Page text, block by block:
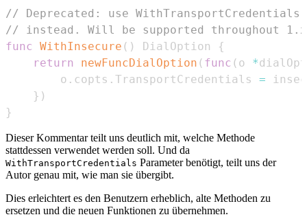
// Deprecated: use WithTransportCredentials
// instead. Will be supported throughout
func WithInsecure ( ) DialOption
{
return
newFuncDialOption ( func ( o *
        o
. copts . TransportCredentials =
} )
}
Dieser Kommentar teilt uns deutlich mit, welche Methode
stattdessen verwendet werden soll. Und da
WithTransportCredentials Parameter benötigt, teilt uns der
Autor genau mit, wie man sie übergibt.
Dies erleichtert es den Benutzern erheblich, alte Methoden zu
ersetzen und die neuen Funktionen zu übernehmen.